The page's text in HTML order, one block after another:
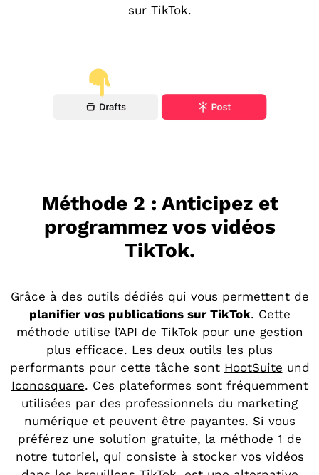
sur TikTok.
Méthode 2 : Anticipez et
programmez vos vidéos
TikTok.
Grâce à des outils dédiés qui vous permettent de
planifier vos publications sur TikTok. Cette
méthode utilise l’API de TikTok pour une gestion
plus efficace. Les deux outils les plus
performants pour cette tâche sont HootSuite und
Iconosquare. Ces plateformes sont fréquemment
utilisées par des professionnels du marketing
numérique et peuvent être payantes. Si vous
préférez une solution gratuite, la méthode 1 de
notre tutoriel, qui consiste à stocker vos vidéos